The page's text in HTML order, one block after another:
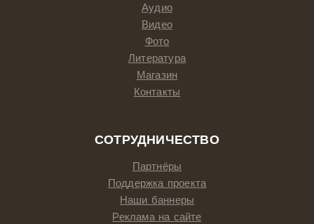
Аудио
Видео
Фото
Литература
Магазин
Контакты
СОТРУДНИЧЕСТВО
Партнёры
Поддержка проекта
Наши баннеры
Реклама на сайте